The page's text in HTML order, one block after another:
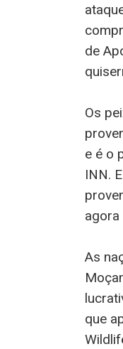
de
Os
e é o
INN.
agora
As
que